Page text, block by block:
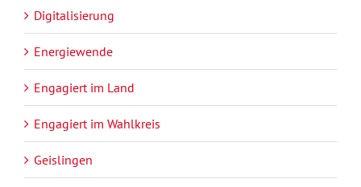
Digitalisierung
Energiewende
Engagiert im Land
Engagiert im Wahlkreis
Geislingen